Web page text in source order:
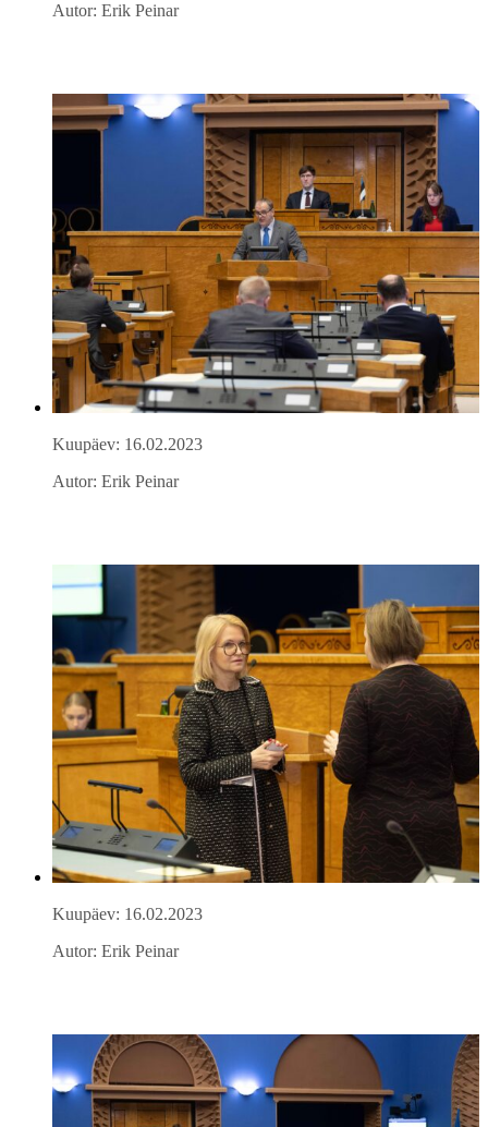
Autor: Erik Peinar
Kuupäev: 16.02.2023
Autor: Erik Peinar
Kuupäev: 16.02.2023
Autor: Erik Peinar